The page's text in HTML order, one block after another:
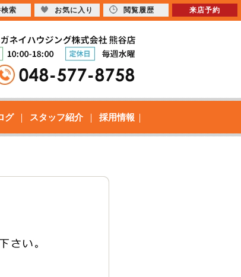
グ スタッフ紹介 採用情報
索 お気に入り 閲覧履歴 来店予約